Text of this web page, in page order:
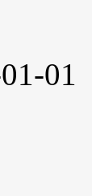
01